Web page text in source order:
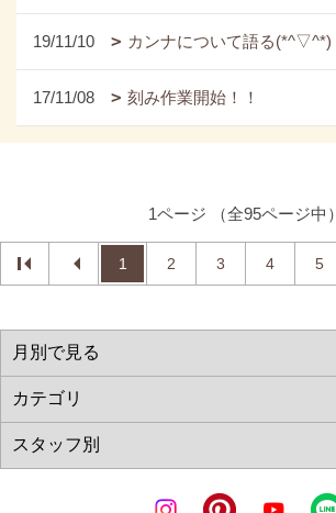
19/11/10 カンナについて語る(*^▽^*)
17/11/08 刻み作業開始！！
1ページ （全95ページ中）
1 2 3 4 5